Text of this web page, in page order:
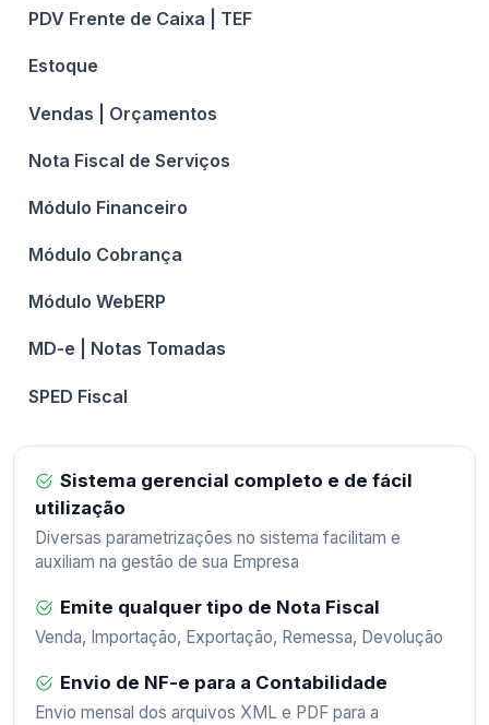
PDV Frente de Caixa | TEF
Estoque
Vendas | Orçamentos
Nota Fiscal de Serviços
Módulo Financeiro
Módulo Cobrança
Módulo WebERP
MD-e | Notas Tomadas
SPED Fiscal
Sistema gerencial completo e de fácil
utilização
Diversas parametrizações no sistema facilitam e
auxiliam na gestão de sua Empresa
Emite qualquer tipo de Nota Fiscal
Venda, Importação, Exportação, Remessa, Devolução
Envio de NF-e para a Contabilidade
Envio mensal dos arquivos XML e PDF para a